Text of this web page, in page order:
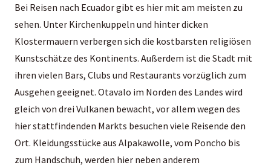
Bei Reisen nach Ecuador gibt es hier mit am meisten zu
sehen. Unter Kirchenkuppeln und hinter dicken
Klostermauern verbergen sich die kostbarsten religiösen
Kunstschätze des Kontinents. Außerdem ist die Stadt mit
ihren vielen Bars, Clubs und Restaurants vorzüglich zum
Ausgehen geeignet. Otavalo im Norden des Landes wird
gleich von drei Vulkanen bewacht, vor allem wegen des
hier stattfindenden Markts besuchen viele Reisende den
Ort. Kleidungsstücke aus Alpakawolle, vom Poncho bis
zum Handschuh, werden hier neben anderem